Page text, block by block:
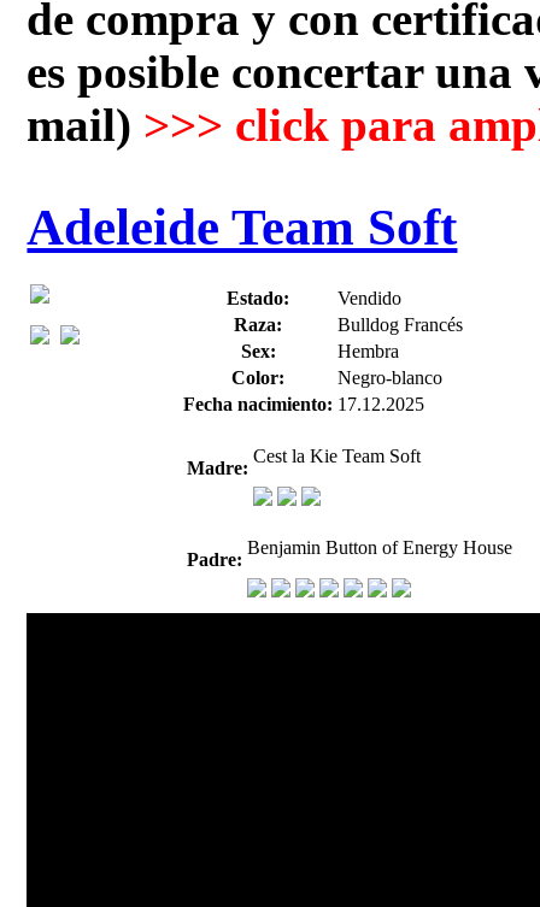
de compra y con
es posible concertar una
mail) >>> click para
Adeleide Team Soft
Estado:
Vendido
Raza:
Bulldog Francés
Sex:
Hembra
Color:
Negro-blanco
Fecha nacimiento: 17.12.2025
Madre:
Cest la Kie Team Soft
Padre:
Benjamin Button of Energy House